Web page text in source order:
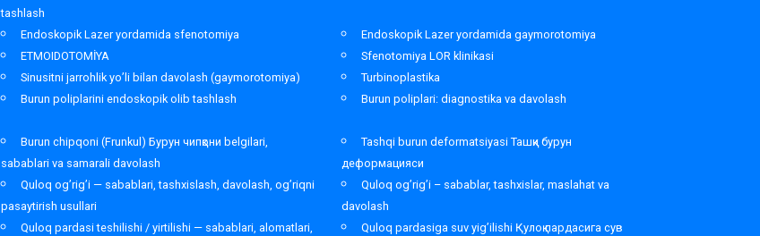
tashlash
Endoskopik Lazer yordamida sfenotomiya
Endoskopik Lazer yordamida gaymorotomiya
ETMOIDOTOMİYA
Sfenotomiya LOR klinikasi
Sinusitni jarrohlik yo’li bilan davolash (gaymorotomiya)
Turbinoplastika
Burun poliplarini endoskopik olib tashlash Burun poliplari: diagnostika va davolash
Burun chipqoni (Frunkul) Бурун чипқони belgilari,
sabablari va samarali davolash
Tashqi burun deformatsiyasi Ташқи бурун
деформацияси
Quloq og’rig’i — sabablari, tashxislash, davolash, og’riqni
pasaytirish usullari
Quloq og’rig’i – sabablar, tashxislar, maslahat va
davolash
Quloq pardasi teshilishi / yirtilishi — sabablari, alomatlari,
Quloq pardasiga suv yig’ilishi Қулоқ пардасига сув